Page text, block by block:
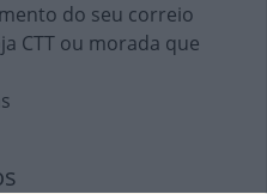
do seu correio
CTT ou morada que